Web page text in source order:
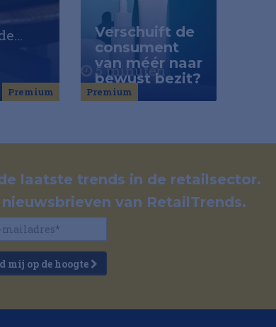
Premium
5 minuten
Premium
Verschuift de
consument
van méér naar
bewust bezit?
laatste trends in de retailsector.
van RetailTrends.
mij op de hoogte